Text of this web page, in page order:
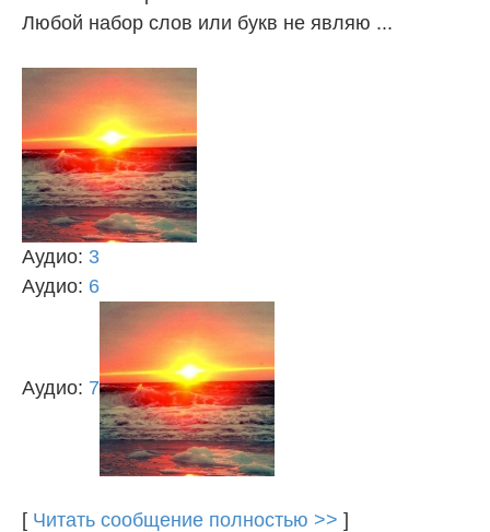
Любой набор слов или букв не являю ...
Аудио: 3
Аудио: 6
Аудио: 7
[ Читать сообщение полностью >> ]